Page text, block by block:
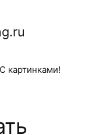
картинками!